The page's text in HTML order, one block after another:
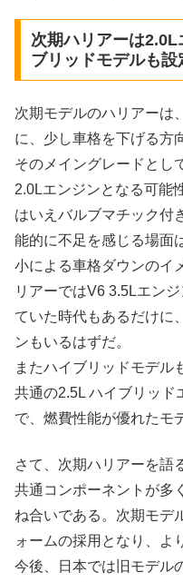
次期ハリアーは
ブリッドモデルも設
次期モデルのハリアーは
に、少し車格を下げる方
そのメイングレードとし
2.0Lエンジンとなる可能
はいえバルブマチック付
能的に不足を感じる場面
小による車格ダウンのイ
リアーではV6 3.5Lエン
ていた時代もあるだけに
ンもいるはずだ。
またハイブリッドモデル
共通の2.5L ハイブリッド
で、燃費性能が優れたモ
さて、次期ハリアーを語
共通コンポーネントが多
ね合いである。次期モデ
ォームの採用となり、よ
今後、日本では旧モデル